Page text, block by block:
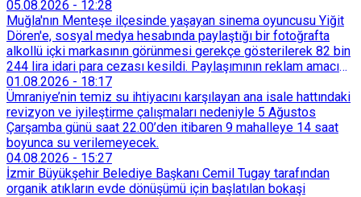
05.08.2026 - 12:28
Muğla'nın Menteşe ilçesinde yaşayan sinema oyuncusu Yiğit
Dören'e, sosyal medya hesabında paylaştığı bir fotoğrafta
alkollü içki markasının görünmesi gerekçe gösterilerek 82 bin
244 lira idari para cezası kesildi. Paylaşımının reklam amacı
taşımadığını savunan Dören, cezanın iptali için yargıya
başvurdu.
01.08.2026 - 18:17
Ümraniye’nin temiz su ihtiyacını karşılayan ana isale hattındaki
revizyon ve iyileştirme çalışmaları nedeniyle 5 Ağustos
Çarşamba günü saat 22.00’den itibaren 9 mahalleye 14 saat
boyunca su verilemeyecek.
04.08.2026 - 15:27
İzmir Büyükşehir Belediye Başkanı Cemil Tugay tarafından
organik atıkların evde dönüşümü için başlatılan bokaşi